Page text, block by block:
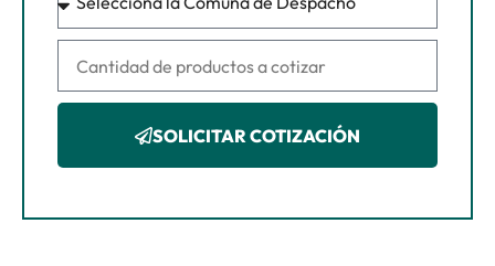
SOLICITAR COTIZACIÓN